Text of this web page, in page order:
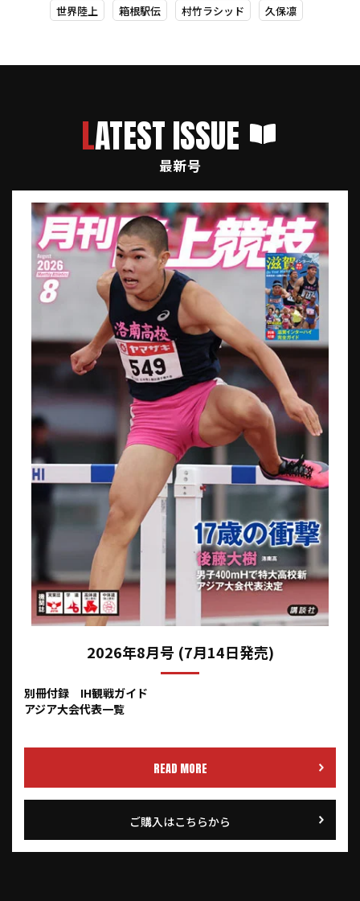
世界陸上 箱根駅伝 村竹ラシッド 久保凛
LATEST ISSUE
最新号
2026年8月号 (7月14日発売)
別冊付録 IH観戦ガイド
アジア大会代表一覧
READ MORE
ご購入はこちらから